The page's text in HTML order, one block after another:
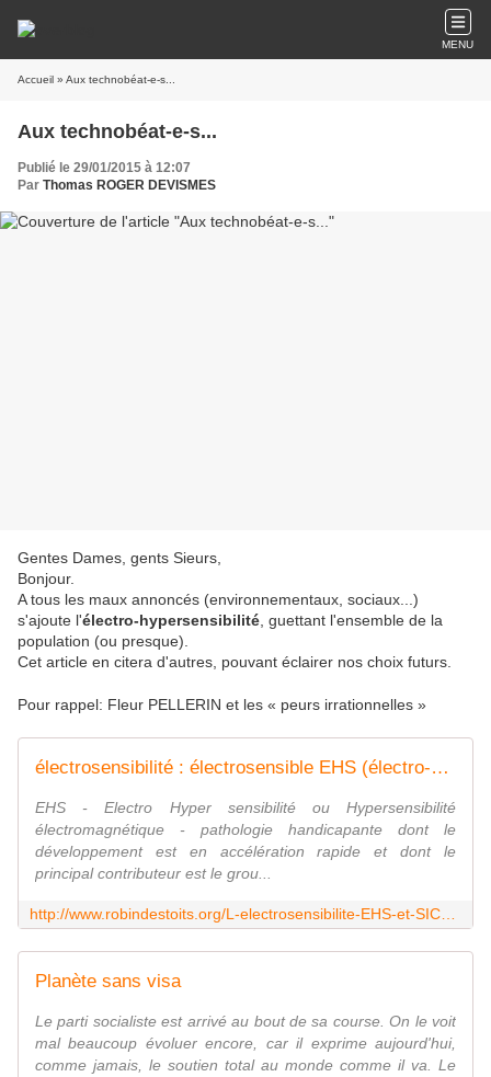
MENU
Accueil » Aux technobéat-e-s...
Aux technobéat-e-s...
Publié le 29/01/2015 à 12:07
Par Thomas ROGER DEVISMES
Gentes Dames, gents Sieurs,
Bonjour.
A tous les maux annoncés (environnementaux, sociaux...)
s'ajoute l'électro-hypersensibilité , guettant l'ensemble de la
population (ou presque).
Cet article en citera d'autres, pouvant éclairer nos choix futurs.
Pour rappel: Fleur PELLERIN et les « peurs irrationnelles »
électrosensibilité : électrosensible EHS (électro-hypersensibilité) aux ondes et champs électromagnétiques | Danger téléphone portable et antenne relais, danger wifi pour la santé, dangers téléphone sans-fil DECT (cancer du cerveau...)
EHS - Electro Hyper sensibilité ou Hypersensibilité
électromagnétique - pathologie handicapante dont le
développement est en accélération rapide et dont le
principal contributeur est le grou...
Planète sans visa
Le parti socialiste est arrivé au bout de sa course. On le voit
mal beaucoup évoluer encore, car il exprime aujourd'hui,
comme jamais, le soutien total au monde comme il va. Le